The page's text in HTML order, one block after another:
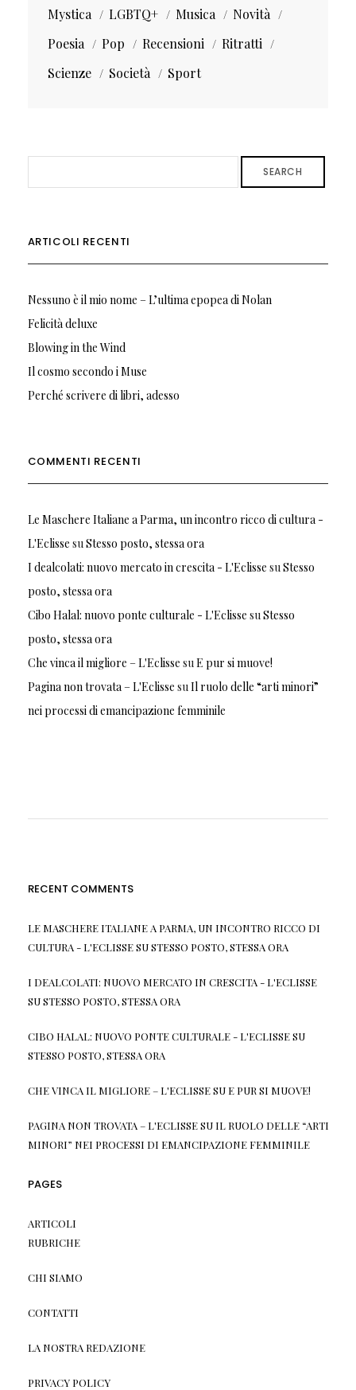
Mystica
LGBTQ+ Musica
Novità
Poesia
Pop Recensioni
Ritratti
Scienze
Società Sport
SEARCH
ARTICOLI RECENTI
Nessuno è il mio nome – L’ultima epopea di Nolan
Felicità deluxe
Blowing in the Wind
Il cosmo secondo i Muse
Perché scrivere di libri, adesso
COMMENTI RECENTI
Le Maschere Italiane a Parma, un incontro ricco di cultura -
L'Eclisse su Stesso posto, stessa ora
I dealcolati: nuovo mercato in crescita - L'Eclisse su Stesso
posto, stessa ora
Cibo Halal: nuovo ponte culturale - L'Eclisse su Stesso
posto, stessa ora
Che vinca il migliore – L'Eclisse su E pur si muove!
Pagina non trovata – L'Eclisse su Il ruolo delle “arti minori”
nei processi di emancipazione femminile
RECENT COMMENTS
LE MASCHERE ITALIANE A PARMA, UN INCONTRO RICCO DI
CULTURA - L'ECLISSESUSTESSO POSTO, STESSA ORA
I DEALCOLATI: NUOVO MERCATO IN CRESCITA - L'ECLISSE
SUSTESSO POSTO, STESSA ORA
CIBO HALAL: NUOVO PONTE CULTURALE - L'ECLISSESU
STESSO POSTO, STESSA ORA
CHE VINCA IL MIGLIORE – L'ECLISSESU E PUR SI MUOVE!
PAGINA NON TROVATA – L'ECLISSESU IL RUOLO DELLE “ARTI
MINORI” NEI PROCESSI DI EMANCIPAZIONE FEMMINILE
PAGES
ARTICOLI
RUBRICHE
CHI SIAMO
CONTATTI
LA NOSTRA REDAZIONE
PRIVACY POLICY